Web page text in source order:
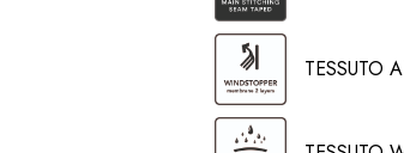
TESSUTO